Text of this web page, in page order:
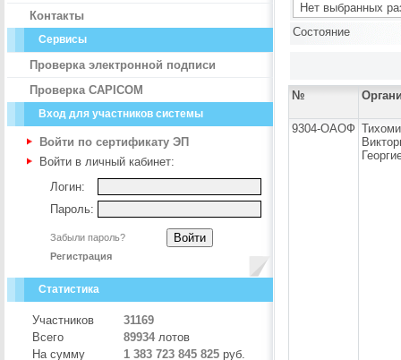
Контакты
Сервисы
Проверка электронной подписи
Проверка CAPICOM
Вход для участников системы
Войти по сертификату ЭП
Войти в личный кабинет:
Логин:
Пароль:
Забыли пароль?
Регистрация
Статистика
Участников
31169
Всего
89934 лотов
На сумму
1 383 723 845 825 руб.
Нет выбранных
Состояние
№
9304-ОАОФ